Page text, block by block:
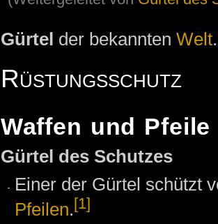
Gürtel der bekannten Welt.
Rüstungsschutz
Waffen und Pfeile
Gürtel des Schutzes
Einer der Gürtel schützt
Pfeilen.[1]